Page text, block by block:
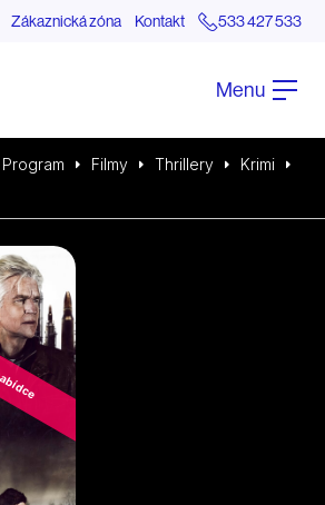
Zákaznická zóna Kontakt 533 427 533
Menu
Program Filmy Thrillery
Krimi